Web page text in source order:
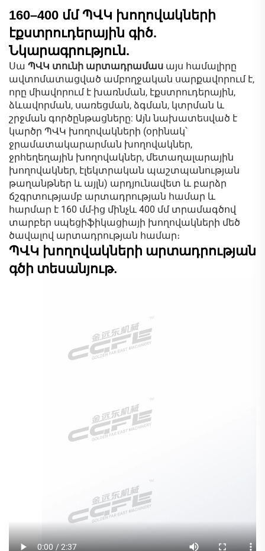
160–400 մմ ՊՎԿ խողովակների
էքստրուդերային գիծ.
Նկարագրություն.
Սա ՊՎԿ տունի արտադրամաս այս համալիրը
ավտոմատացված ամբողջական սարքավորում է,
որը միավորում է խառնման, էքստրուդերային,
ձևավորման, սառեցման, ձգման, կտրման և
շրջման գործընթացները: Այն նախատեսված է
կարծր ՊՎԿ խողովակների (օրինակ՝
ջրամատակարարման խողովակներ,
ջրհեղեղային խողովակներ, մետաղալարային
խողովակներ, էլեկտրական պաշտպանության
թաղանթներ և այլն) արդյունավետ և բարձր
ճշգրտությամբ արտադրության համար և
հարմար է 160 մմ-ից մինչև 400 մմ տրամագծով
տարբեր սպեցիֆիկացիայի խողովակների մեծ
ծավալով արտադրության համար։
ՊՎԿ խողովակների արտադրության
գծի տեսանյութ.